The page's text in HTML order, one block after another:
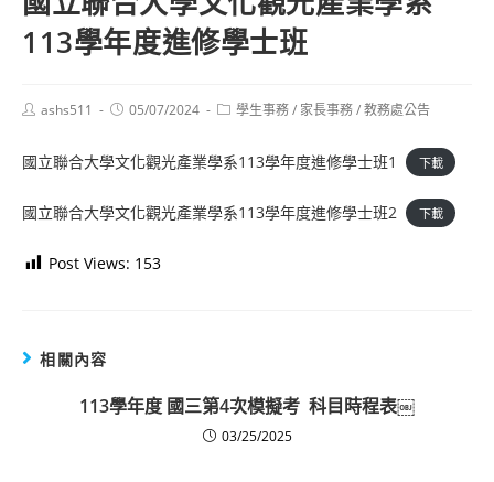
113學年度進修學士班
Postashs511
Post05/07/2024
Post學生事務/ 家長事務/教務處公告
國立聯合大學文化觀光產業學系113學年度進修學士班1 下載
國立聯合大學文化觀光產業學系113學年度進修學士班2 下載
Post Views: 153
相關內容
113學年度 國三第4次模擬考 科目時程表￼
03/25/2025